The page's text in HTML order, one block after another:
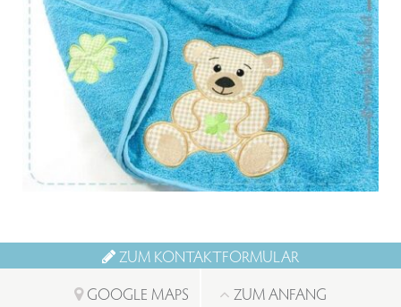
Von:€48.69
ZUM KONTAKTFORMULAR
GOOGLE MAPS
ZUM ANFANG